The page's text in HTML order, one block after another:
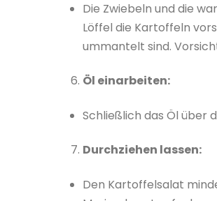
Die Zwiebeln und die
Löffel die Kartoffeln
ummantelt sind.
Öl einarbeiten:
Schließlich das Öl über
Durchziehen lassen:
Den Kartoffelsalat